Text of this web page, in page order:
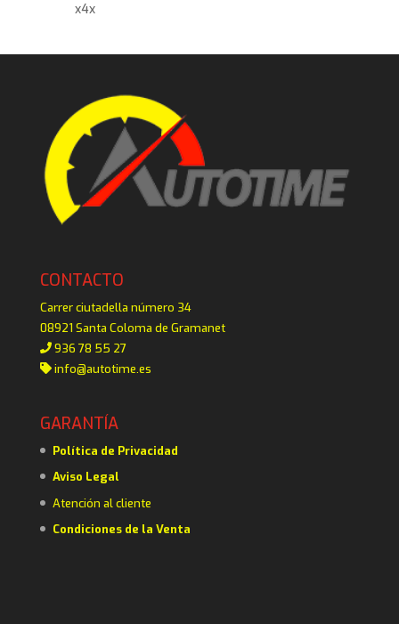
x4x
CONTACTO
Carrer ciutadella número 34
08921 Santa Coloma de Gramanet
936 78 55 27
info@autotime.es
GARANTÍA
Política de Privacidad
Aviso Legal
Atención al cliente
Condiciones de la Venta